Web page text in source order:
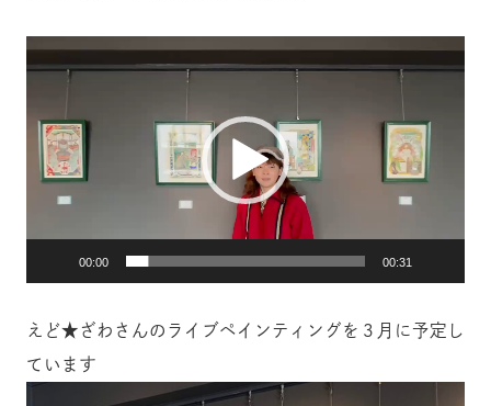
動
プ
レ
ー
00:00 00:31
えど★ざわさんのライブペインティングを３月に予定し
ています